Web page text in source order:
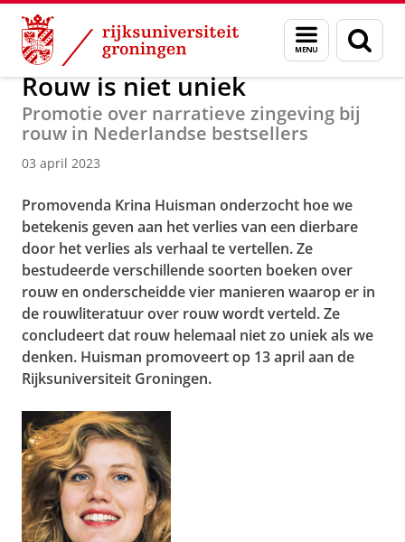
Skip
Content
Skip
Navigation
Menu
en
zoeken
Over ons Actueel Nieuws
Rouw is niet uniek
Promotie over narratieve zingeving bij
rouw in Nederlandse bestsellers
03 april 2023
Promovenda Krina Huisman onderzocht hoe we
betekenis geven aan het verlies van een dierbare
door het verlies als verhaal te vertellen. Ze
bestudeerde verschillende soorten boeken over
rouw en onderscheidde vier manieren waarop er in
de rouwliteratuur over rouw wordt verteld. Ze
concludeert dat rouw helemaal niet zo uniek als we
denken. Huisman promoveert op 13 april aan de
Rijksuniversiteit Groningen.